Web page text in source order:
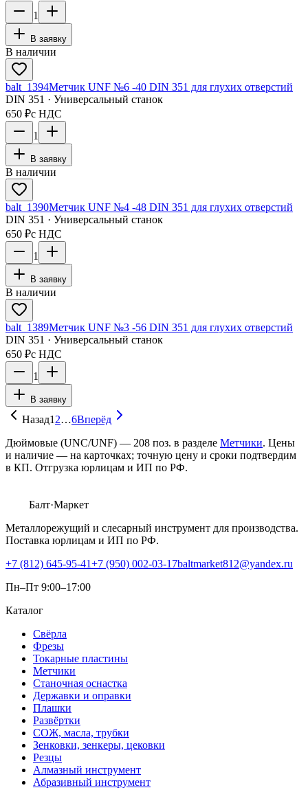
1
В заявку
В наличии
balt_1394Метчик UNF №6 -40 DIN 351 для глухих отверстий
DIN 351 · Универсальный станок
650 ₽с НДС
1
В заявку
В наличии
balt_1390Метчик UNF №4 -48 DIN 351 для глухих отверстий
DIN 351 · Универсальный станок
650 ₽с НДС
1
В заявку
В наличии
balt_1389Метчик UNF №3 -56 DIN 351 для глухих отверстий
DIN 351 · Универсальный станок
650 ₽с НДС
1
В заявку
Назад1 2…6Вперёд
Дюймовые (UNC/UNF) — 208 поз. в разделе Метчики. Цены
и наличие — на карточках; точную цену и сроки подтвердим
в КП. Отгрузка юрлицам и ИП по РФ.
Балт·Маркет
Металлорежущий и слесарный инструмент для производства.
Поставка юрлицам и ИП по РФ.
+7 (812) 645-95-41+7 (950) 002-03-17baltmarket812@yandex.ru
Пн–Пт 9:00–17:00
Каталог
Свёрла
Фрезы
Токарные пластины
Метчики
Станочная оснастка
Державки и оправки
Плашки
Развёртки
СОЖ, масла, трубки
Зенковки, зенкеры, цековки
Резцы
Алмазный инструмент
Абразивный инструмент